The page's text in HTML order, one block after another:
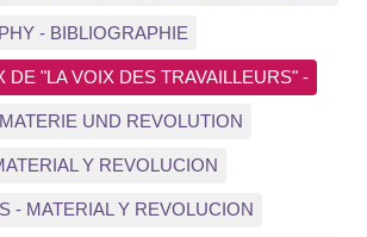
- BIBLIOGRAPHIE
DE "LA VOIX DES TRAVAILLEURS" -
UND REVOLUTION
Y REVOLUCION
- MATERIAL Y REVOLUCION